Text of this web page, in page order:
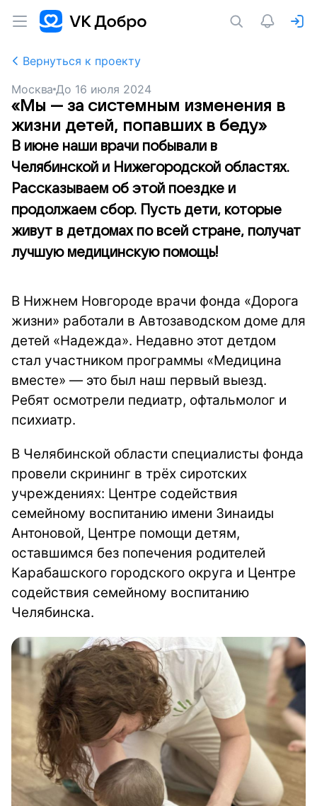
Вернуться к проекту
Москва До 16 июля 2024
«Мы — за системным изменения в
жизни детей, попавших в беду»
В июне наши врачи побывали в
Челябинской и Нижегородской областях.
Рассказываем об этой поездке и
продолжаем сбор. Пусть дети, которые
живут в детдомах по всей стране, получат
лучшую медицинскую помощь!
В Нижнем Новгороде врачи фонда «Дорога
жизни» работали в Автозаводском доме для
детей «Надежда». Недавно этот детдом
стал участником программы «Медицина
вместе» — это был наш первый выезд.
Ребят осмотрели педиатр, офтальмолог и
психиатр.
В Челябинской области специалисты фонда
провели скрининг в трёх сиротских
учреждениях: Центре содействия
семейному воспитанию имени Зинаиды
Антоновой, Центре помощи детям,
оставшимся без попечения родителей
Карабашского городского округа и Центре
содействия семейному воспитанию
Челябинска.